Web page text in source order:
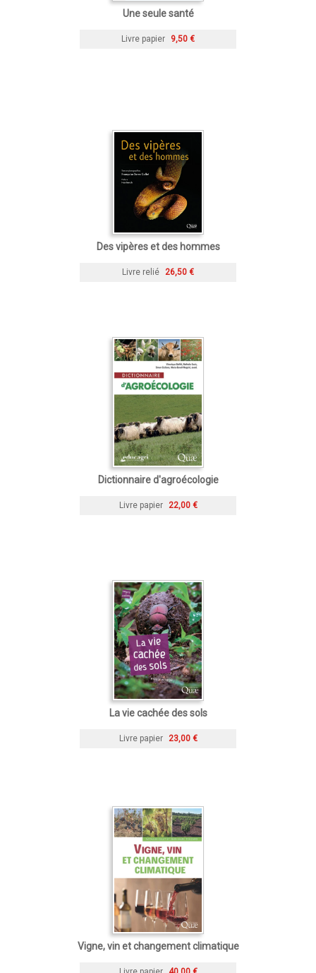
Une seule santé
Livre papier 9,50 €
Des vipères et des hommes
Livre relié 26,50 €
Dictionnaire d'agroécologie
Livre papier 22,00 €
La vie cachée des sols
Livre papier 23,00 €
Vigne, vin et changement climatique